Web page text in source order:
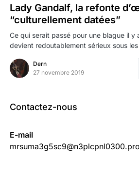
Lady Gandalf, la refonte
“culturellement datées”
Ce qui serait passé pour une blague il y
devient redoutablement sérieux sous
Dern
27 novembre 2019
Contactez-nous
E-mail